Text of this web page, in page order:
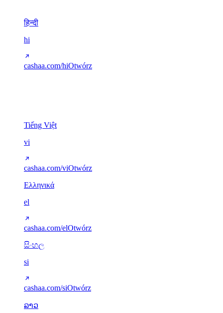
हिन्दी
hi
cashaa.com/hiOtwórz
Tiếng Việt
vi
cashaa.com/viOtwórz
Ελληνικά
el
cashaa.com/elOtwórz
සිංහල
si
cashaa.com/siOtwórz
ລາວ